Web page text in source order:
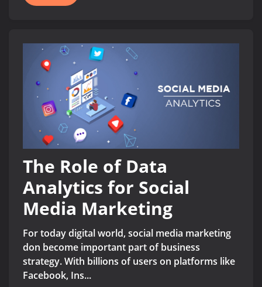
The Role of Data
Analytics for Social
Media Marketing
For today digital world, social media marketing
don become important part of business
strategy. With billions of users on platforms like
Facebook, Ins...